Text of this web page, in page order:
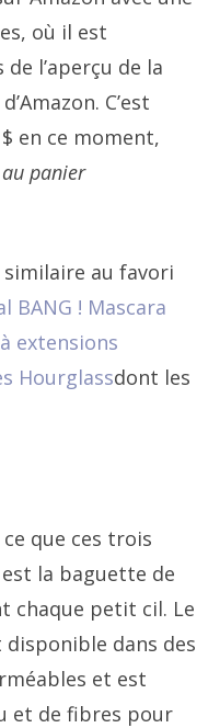
où il est
l’aperçu de la
C’est
en ce moment,
panier
similaire au favori
BANG ! Mascara
extensions
Hourglassdont les
que ces trois
la baguette de
chaque petit cil. Le
disponible dans des
et est
et de fibres pour